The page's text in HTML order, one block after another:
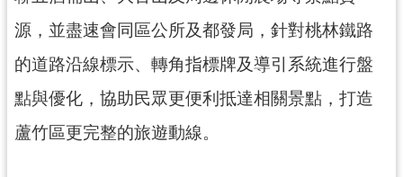
源，並盡速會同區公所及都發局，針對桃林鐵路
的道路沿線標示、轉角指標牌及導引系統進行盤
點與優化，協助民眾更便利抵達相關景點，打造
蘆竹區更完整的旅遊動線。